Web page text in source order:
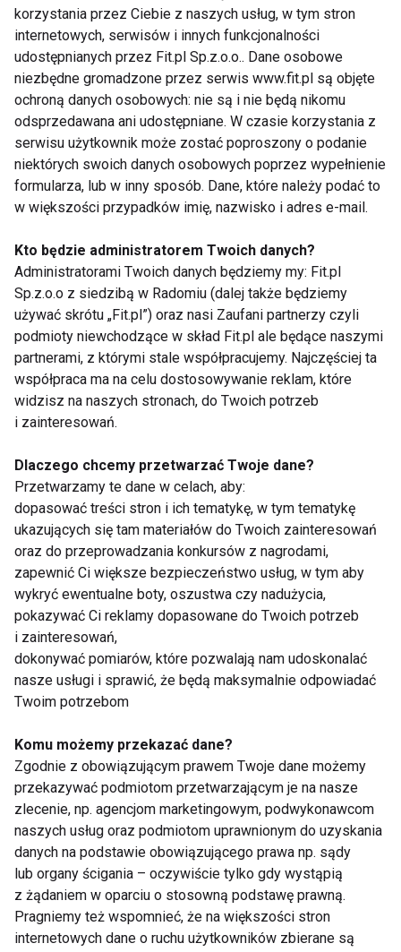
Dancing Poznań 2012
Jazz z Piotrem
Galińskim
XX Międzynarodowe
Jazzowego
Europejskie Spotkania
Pokaż więcej
Hip hop
Trening taneczny
Street Style
Workshops Volume 1
Gdańsk po raz kolejny
Dźwiga Muzę!
Europejskie Spotkania
Taneczne
Warsztaty taneczne
Bruk Festiwal 2011
korzystania przez Ciebie z naszych usług, w tym stron
internetowych, serwisów i innych funkcjonalności
udostępnianych przez Fit.pl Sp.z.o.o.. Dane osobowe
niezbędne gromadzone przez serwis www.fit.pl są objęte
ochroną danych osobowych: nie są i nie będą nikomu
odsprzedawana ani udostępniane. W czasie korzystania z
serwisu użytkownik może zostać poproszony o podanie
niektórych swoich danych osobowych poprzez wypełnienie
formularza, lub w inny sposób. Dane, które należy podać to
w większości przypadków imię, nazwisko i adres e-mail.
Kto będzie administratorem Twoich danych?
Administratorami Twoich danych będziemy my: Fit.pl
Sp.z.o.o z siedzibą w Radomiu (dalej także będziemy
używać skrótu „Fit.pl”) oraz nasi Zaufani partnerzy czyli
podmioty niewchodzące w skład Fit.pl ale będące naszymi
partnerami, z którymi stale współpracujemy. Najczęściej ta
współpraca ma na celu dostosowywanie reklam, które
widzisz na naszych stronach, do Twoich potrzeb
i zainteresowań.
Dlaczego chcemy przetwarzać Twoje dane?
Przetwarzamy te dane w celach, aby:
dopasować treści stron i ich tematykę, w tym tematykę
ukazujących się tam materiałów do Twoich zainteresowań
oraz do przeprowadzania konkursów z nagrodami,
zapewnić Ci większe bezpieczeństwo usług, w tym aby
wykryć ewentualne boty, oszustwa czy nadużycia,
pokazywać Ci reklamy dopasowane do Twoich potrzeb
i zainteresowań,
dokonywać pomiarów, które pozwalają nam udoskonalać
nasze usługi i sprawić, że będą maksymalnie odpowiadać
Twoim potrzebom
Komu możemy przekazać dane?
Zgodnie z obowiązującym prawem Twoje dane możemy
przekazywać podmiotom przetwarzającym je na nasze
zlecenie, np. agencjom marketingowym, podwykonawcom
naszych usług oraz podmiotom uprawnionym do uzyskania
danych na podstawie obowiązującego prawa np. sądy
lub organy ścigania – oczywiście tylko gdy wystąpią
z żądaniem w oparciu o stosowną podstawę prawną.
Pragniemy też wspomnieć, że na większości stron
internetowych dane o ruchu użytkowników zbierane są